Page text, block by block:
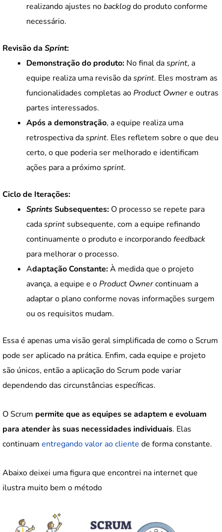
realizando ajustes nobacklogdo produto conforme
necessário.
Revisão da Sprint:
Demonstração do produto: No final dasprint, a
equipe realiza uma revisão dasprint. Eles mostram as
funcionalidades completas ao Product Ownere outras
partes interessados.
Após a demonstração, a equipe realiza uma
retrospectiva dasprint. Eles refletem sobre o que deu
certo, o que poderia ser melhorado e identificam
ações para a próximosprint.
Ciclo de Iterações:
SprintsSubsequentes: O processo se repete para
cadasprint subsequente, com a equipe refinando
continuamente o produto e incorporandofeedback
para melhorar o processo.
Adaptação Constante:À medida que o projeto
avança, a equipe e o Product Ownercontinuam a
adaptar o plano conforme novas informações surgem
ou os requisitos mudam.
Essa é apenas uma visão geral simplificada de como o Scrum
pode ser aplicado na prática. Enfim, cada equipe e projeto
são únicos, então a aplicação do Scrum pode variar
dependendo das circunstâncias específicas.
O Scrum permite que as equipes se adaptem e evoluam
para atender às suas necessidades individuais. Elas
continuam entregando valor ao cliente de forma constante.
Abaixo deixei uma figura que encontrei na internet que
ilustra muito bem o método